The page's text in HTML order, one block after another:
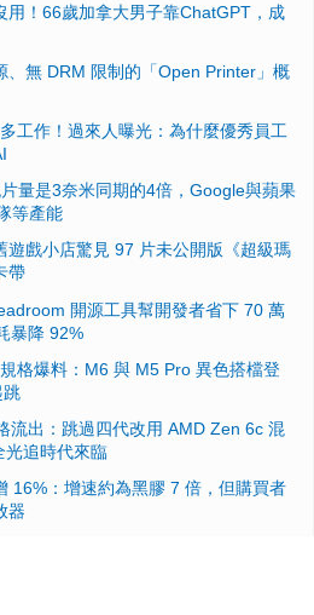
用！66歲加拿大男子靠ChatGPT，成
、無 DRM 限制的「Open Printer」概
工作！過來人曝光：為什麼優秀員工
量是3奈米同期的4倍，Google與蘋果
等產能
遊戲小店驚見 97 片未公開版《超級瑪
帶
開源工具幫開發者省下 70 萬
暴降 92%
格爆料：M6 與 M5 Pro 異色搭檔登
跳
流出：跳過四代改用 AMD Zen 6c 混
光追時代來臨
16%：增速約為黑膠 7 倍，但購買者
器